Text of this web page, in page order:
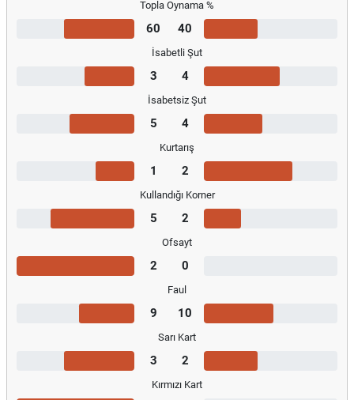
Topla Oynama %
60 40
İsabetli Şut
3 4
İsabetsiz Şut
5 4
Kurtarış
1 2
Kullandığı Korner
5 2
Ofsayt
2 0
Faul
9 10
Sarı Kart
3 2
Kırmızı Kart